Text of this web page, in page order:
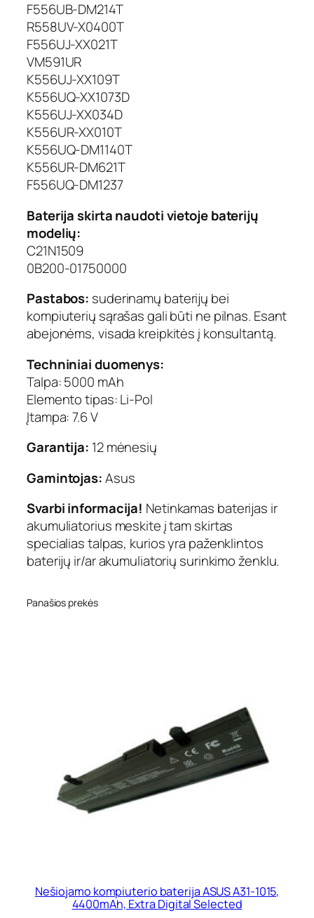
F556UB-DM214T
R558UV-X0400T
F556UJ-XX021T
VM591UR
K556UJ-XX109T
K556UQ-XX1073D
K556UJ-XX034D
K556UR-XX010T
K556UQ-DM1140T
K556UR-DM621T
F556UQ-DM1237
Baterija skirta naudoti vietoje baterijų
modelių:
C21N1509
0B200-01750000
Pastabos: suderinamų baterijų bei
kompiuterių sąrašas gali būti ne pilnas. Esant
abejonėms, visada kreipkitės į konsultantą.
Techniniai duomenys:
Talpa: 5000 mAh
Elemento tipas: Li-Pol
Įtampa: 7.6 V
Garantija: 12 mėnesių
Gamintojas:Asus
Svarbi informacija! Netinkamas baterijas ir
akumuliatorius meskite į tam skirtas
specialias talpas, kurios yra paženklintos
baterijų ir/ar akumuliatorių surinkimo ženklu.
Panašios prekės
Nešiojamo kompiuterio baterija ASUS A31-1015,
4400mAh, Extra Digital Selected